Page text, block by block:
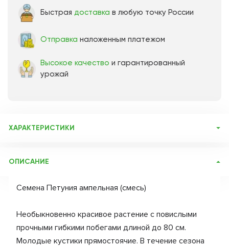
Быстрая доставка в любую точку России
Отправка наложенным платежом
Высокое качество и гарантированный
урожай
ХАРАКТЕРИСТИКИ
Бренд товара:
ОПИСАНИЕ
Семена Петуния ампельная (смесь)
Необыкновенно красивое растение с повислыми
прочными гибкими побегами длиной до 80 см.
Молодые кустики прямостоячие. В течение сезона